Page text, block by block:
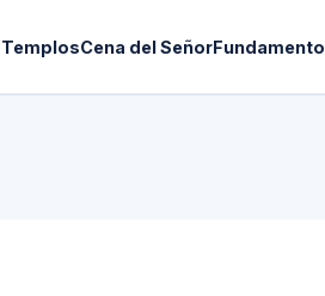
TemplosCena del SeñorFundamento